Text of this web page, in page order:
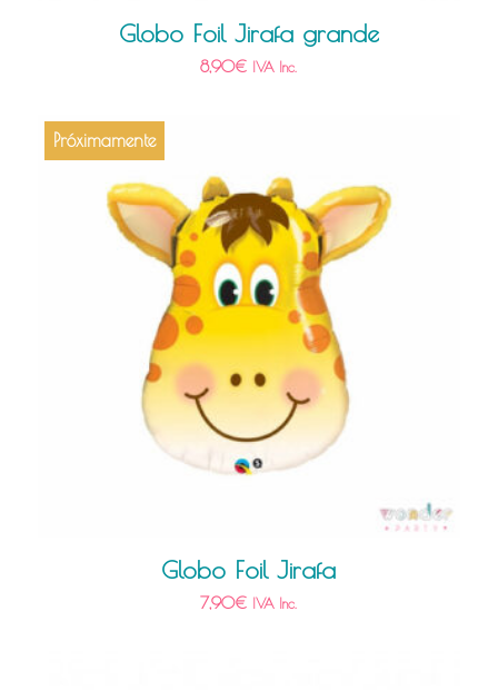
Globo Foil Jirafa grande
8,90€ IVA Inc.
Próximamente
Globo Foil Jirafa
7,90€ IVA Inc.